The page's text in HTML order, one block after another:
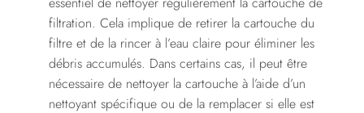
filtration. Cela implique de retirer la cartouche du
filtre et de la rincer à l’eau claire pour éliminer les
débris accumulés. Dans certains cas, il peut être
nécessaire de nettoyer la cartouche à l’aide d’un
nettoyant spécifique ou de la remplacer si elle est